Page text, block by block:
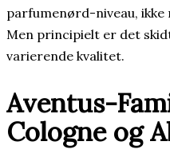
parfumenørd-niveau,
Men principielt er det
varierende kvalitet.
Aventus-
Cologne og